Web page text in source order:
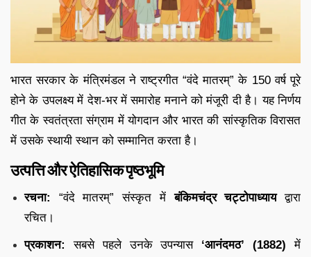
भारत सरकार के मंत्रिमंडल ने राष्ट्रगीत “वंदे मातरम्” के 150 वर्ष पूरे
होने के उपलक्ष्य में देश-भर में समारोह मनाने को मंजूरी दी है। यह निर्णय
गीत के स्वतंत्रता संग्राम में योगदान और भारत की सांस्कृतिक विरासत
में उसके स्थायी स्थान को सम्मानित करता है।
उत्पत्ति और ऐतिहासिक पृष्ठभूमि
रचना: “वंदे मातरम्” संस्कृत मेंबंकिमचंद्र चट्टोपाध्यायद्वारा
रचित।
प्रकाशन: सबसे पहले उनके उपन्यास ‘आनंदमठ’ (1882) में